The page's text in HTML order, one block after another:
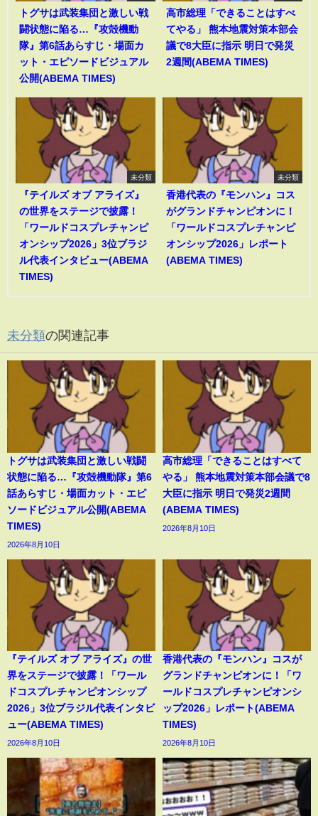
トグサは武装集団と激しい戦
闘状態に陥る…『攻殻機動
隊』第6話あらすじ・場面カ
ット・エピソードビジュアル
公開(ABEMA TIMES)
高市総理「できることはすべ
てやる」 熊本地震対策本部会
議で8大臣に指示 明日で発災
2週間(ABEMA TIMES)
未分類
『テイルズ オブ アライズ』
の世界をステージで披露！
「ワールドコスプレチャンピ
オンシップ2026」3位ブラジ
ル代表インタビュー(ABEMA
TIMES)
未分類
香港代表の『モンハン』コス
がグランドチャンピオンに！
「ワールドコスプレチャンピ
オンシップ2026」レポート
(ABEMA TIMES)
未分類の関連記事
トグサは武装集団と激しい戦闘
状態に陥る…『攻殻機動隊』第6
話あらすじ・場面カット・エピ
ソードビジュアル公開(ABEMA
TIMES)
2026年8月10日
高市総理「できることはすべて
やる」 熊本地震対策本部会議で8
大臣に指示 明日で発災2週間
(ABEMA TIMES)
2026年8月10日
『テイルズ オブ アライズ』の世
界をステージで披露！「ワール
ドコスプレチャンピオンシップ
2026」3位ブラジル代表インタビ
ュー(ABEMA TIMES)
2026年8月10日
香港代表の『モンハン』コスが
グランドチャンピオンに！「ワ
ールドコスプレチャンピオンシ
ップ2026」レポート(ABEMA
TIMES)
2026年8月10日